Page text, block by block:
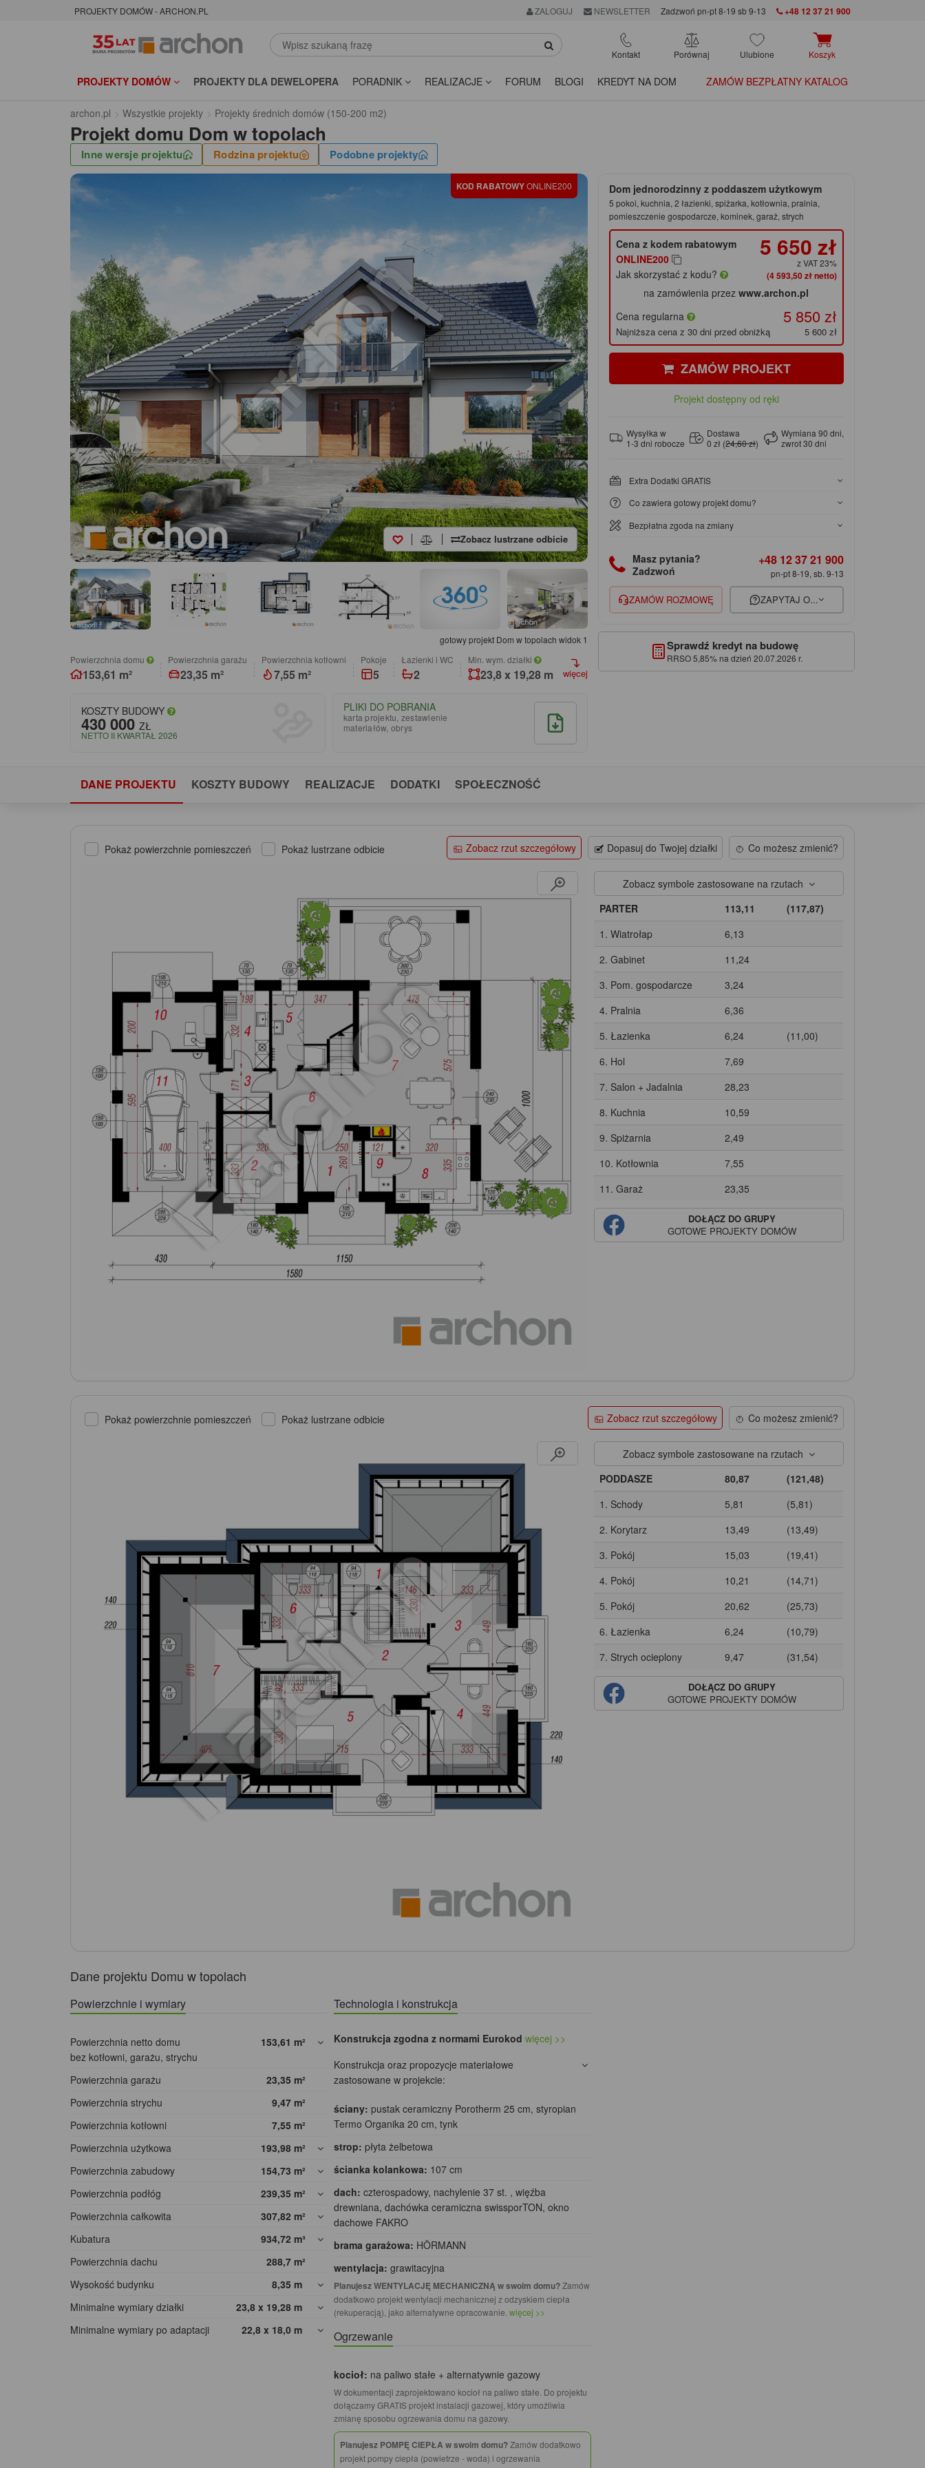
PROJEKTY DOMÓW - ARCHON.PL ZALOGUJ NEWSLETTER Zadzwoń pn-pt 8-19 sb 9-13 +48 12 37 21 900
Kontakt Porównaj Ulubione Koszyk
PROJEKTY DOMÓW PROJEKTY DLA DEWELOPERA PORADNIK REALIZACJE FORUM BLOGI KREDYT NA DOM ZAMÓW BEZPŁATNY KATALOG
archon.pl Wszystkie projekty Projekty średnich domów (150-200 m2)
Projekt domu Dom w topolach
Inne wersje projektu Rodzina projektu Podobne projekty
KOD RABATOWYONLINE200
Zobacz lustrzane odbicie
gotowy projekt Dom w topolach widok 1
Powierzchnia domu
153,61 m²
Powierzchnia garażu
23,35 m²
Powierzchnia kotłowni
7,55 m²
pokoje
5
łazienki i WC
2
Min. wym. działki
23,8 x 19,28 m więcej
KOSZTY BUDOWY
430 000 ZŁ
NETTO II KWARTAŁ 2026
PLIKI DO POBRANIA
karta projektu, zestawienie
materiałów, obrys
Dom jednorodzinny z poddaszem użytkowym
5 pokoi, kuchnia, 2 łazienki, spiżarka, kotłownia, pralnia,
pomieszczenie gospodarcze, kominek, garaż, strych
Cena z kodem rabatowym
ONLINE200
Jak skorzystać z kodu?
5 650 zł
z VAT 23%
(4 593,50 zł netto)
na zamówienia przezwww.archon.pl
Cena regularna
5 850 zł
Najniższa cena z 30 dni przed obniżką 5 600 zł
ZAMÓW PROJEKT
Projekt dostępny od ręki
Wysyłka w
1-3 dni robocze
Dostawa
0 zł (24,60 zł)
Wymiana 90 dni,
zwrot 30 dni
Extra Dodatki GRATIS
Co zawiera gotowy projekt domu?
Bezpłatna zgoda na zmiany
Masz pytania?
Zadzwoń
+48 12 37 21 900
pn-pt 8-19, sb. 9-13
ZAMÓW ROZMOWĘ ZAPYTAJ O...
Sprawdź kredyt na budowę
RRSO 5,85% na dzień 20.07.2026 r.
DANE PROJEKTU KOSZTY BUDOWY REALIZACJE DODATKI SPOŁECZNOŚĆ
Pokaż powierzchnie pomieszczeń Pokaż lustrzane odbicie Zobacz rzut szczegółowy Dopasuj do Twojej działki Co możesz zmienić?
Zobacz symbole zastosowane na rzutach
PARTER
113,11
(117,87)
1. Wiatrołap
6,13
2. Gabinet
11,24
3. Pom. gospodarcze
3,24
4. Pralnia
6,36
5. Łazienka
6,24
(11,00)
6. Hol
7,69
7. Salon + Jadalnia
28,23
8. Kuchnia
10,59
9. Spiżarnia
2,49
10. Kotłownia
7,55
11. Garaż
23,35
DOŁĄCZ DO GRUPY
GOTOWE PROJEKTY DOMÓW
Pokaż powierzchnie pomieszczeń Pokaż lustrzane odbicie Zobacz rzut szczegółowy Co możesz zmienić?
Zobacz symbole zastosowane na rzutach
PODDASZE
80,87
(121,48)
1. Schody
5,81
(5,81)
2. Korytarz
13,49
(13,49)
3. Pokój
15,03
(19,41)
4. Pokój
10,21
(14,71)
5. Pokój
20,62
(25,73)
6. Łazienka
6,24
(10,79)
7. Strych ocieplony
9,47 (31,54)
DOŁĄCZ DO GRUPY
GOTOWE PROJEKTY DOMÓW
Dane projektu Domu w topolach
Powierzchnie i wymiary
Powierzchnia netto domu
bez kotłowni, garażu, strychu
153,61 m²
Powierzchnia garażu 23,35 m²
Powierzchnia strychu
9,47 m²
Powierzchnia kotłowni
7,55 m²
Powierzchnia użytkowa
193,98 m²
Powierzchnia zabudowy
154,73 m²
Powierzchnia podłóg
239,35 m²
Powierzchnia całkowita
307,82 m²
Kubatura
934,72 m³
Powierzchnia dachu
288,7 m²
Wysokość budynku
8,35 m
Minimalne wymiary działki
23,8 x 19,28 m
Minimalne wymiary po adaptacji
22,8 x 18,0 m
Technologia i konstrukcja
Konstrukcja zgodna z normami Eurokod więcej >>
Konstrukcja oraz propozycje materiałowe
zastosowane w projekcie:
ściany: pustak ceramiczny Porotherm 25 cm, styropian
Termo Organika 20 cm, tynk
strop: płyta żelbetowa
ścianka kolankowa: 107 cm
dach: czterospadowy, nachylenie 37 st. , więźba
drewniana, dachówka ceramiczna swissporTON, okno
dachowe FAKRO
brama garażowa: HÖRMANN
wentylacja: grawitacyjna
Planujesz WENTYLACJĘ MECHANICZNĄ w swoim domu?Zamów
dodatkowo projekt wentylacji mechanicznej z odzyskiem ciepła
(rekuperacją), jako alternatywne opracowanie.więcej >>
Ogrzewanie
kocioł: na paliwo stałe + alternatywnie gazowy
W dokumentacji zaprojektowano kocioł na paliwo stałe. Do projektu
dołączamy GRATIS projekt instalacji gazowej, który umożliwia
zmianę sposobu ogrzewania domu na gazowy.
Planujesz POMPĘ CIEPŁA w swoim domu?Zamów dodatkowo
projekt pompy ciepła (powietrze - woda) i ogrzewania